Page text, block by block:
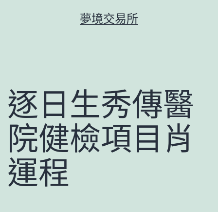
夢境交易所
逐日生秀傳醫
院健檢項目肖
運程